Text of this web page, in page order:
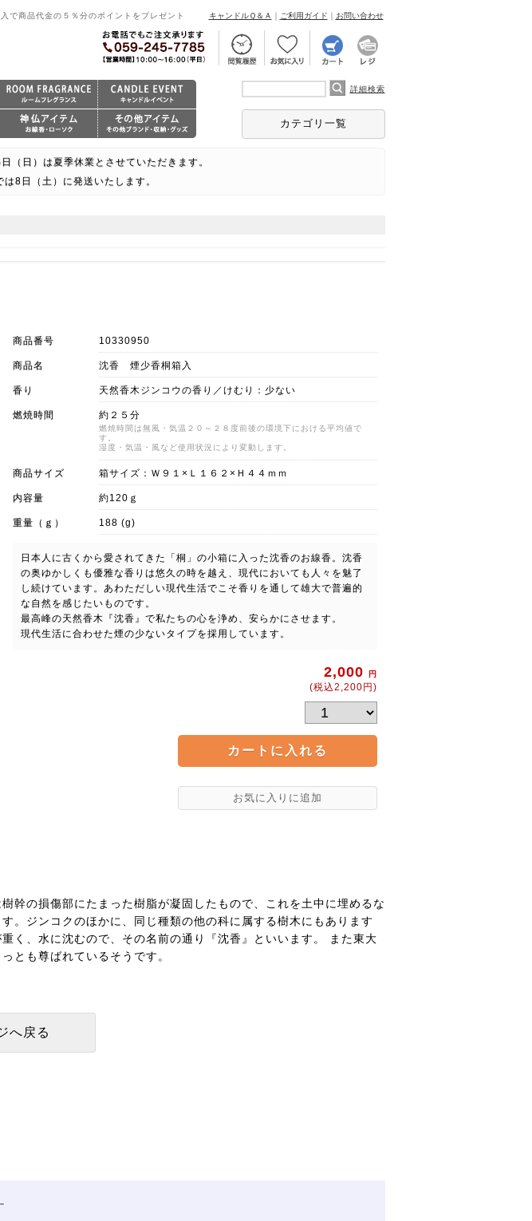
で商品代金の５％分のポイントをプレゼント キャンドルＱ＆Ａ ｜ ご利用ガイド ｜ お問い合わせ
詳細検索
カテゴリ一覧
（日）は夏季休業とさせていただきます。
8日（土）に発送いたします。
商品番号 10330950
商品名 沈香 煙少香桐箱入
香り 天然香木ジンコウの香り／けむり：少ない
燃焼時間 約２５分
燃焼時間は無風・気温２０～２８度前後の環境下における平均値で
す。
湿度・気温・風など使用状況により変動します。
商品サイズ 箱サイズ：Ｗ９１×Ｌ１６２×Ｈ４４ｍｍ
内容量 約120ｇ
重量（ｇ） 188 (g)
日本人に古くから愛されてきた「桐」の小箱に入った沈香のお線香。沈香
の奥ゆかしくも優雅な香りは悠久の時を越え、現代においても人々を魅了
し続けています。あわただしい現代生活でこそ香りを通して雄大で普遍的
な自然を感じたいものです。
最高峰の天然香木『沈香』で私たちの心を浄め、安らかにさせます。
現代生活に合わせた煙の少ないタイプを採用しています。
2,000 円
(税込2,200円)
幹の損傷部にたまった樹脂が凝固したもので、これを土中に埋めるな
。ジンコクのほかに、同じ種類の他の科に属する樹木にもあります
く、水に沈むので、その名前の通り『沈香』といいます。 また東大
とも尊ばれているそうです。